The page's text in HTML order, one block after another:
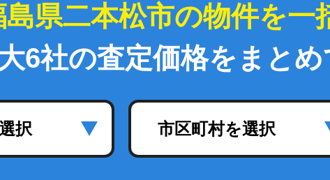
島県二本松市の物件を一
6社の査定価格をまと
択 市区町村を選択